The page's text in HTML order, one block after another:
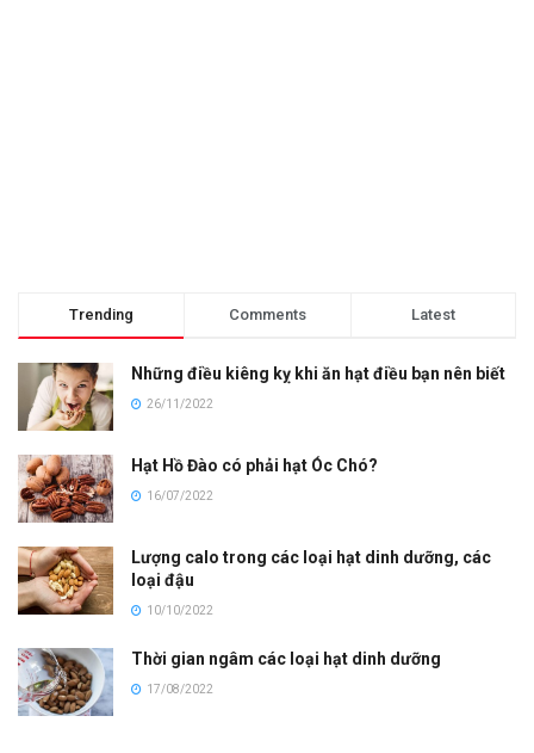
Trending Comments Latest
Những điều kiêng kỵ khi ăn hạt điều bạn nên biết
26/11/2022
Hạt Hồ Đào có phải hạt Óc Chó?
16/07/2022
Lượng calo trong các loại hạt dinh dưỡng, các
loại đậu
10/10/2022
Thời gian ngâm các loại hạt dinh dưỡng
17/08/2022